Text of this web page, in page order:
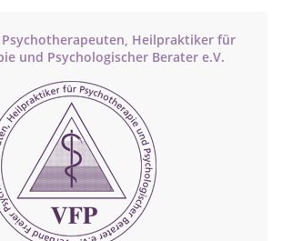
Psychotherapeuten, Heilpraktiker für
und Psychologischer Berater e.V.